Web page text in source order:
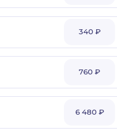
340 ₽
760 ₽
6 480 ₽